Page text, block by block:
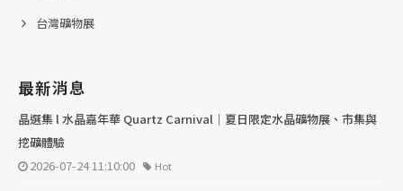
台灣礦物展
最新消息
晶選集 l 水晶嘉年華 Quartz Carnival｜夏日限定水晶礦物展、市集與
挖礦體驗
2026-07-24 11:10:00
Hot